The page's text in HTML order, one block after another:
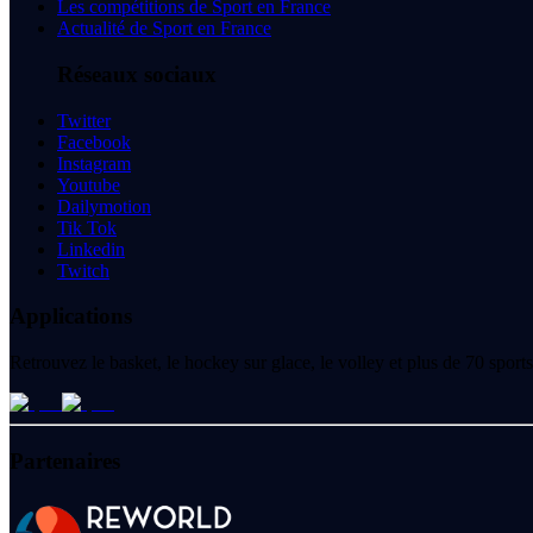
Les compétitions de Sport en France
Actualité de Sport en France
Réseaux sociaux
Twitter
Facebook
Instagram
Youtube
Dailymotion
Tik Tok
Linkedin
Twitch
Applications
Retrouvez le basket, le hockey sur glace, le volley et plus de 70
Partenaires